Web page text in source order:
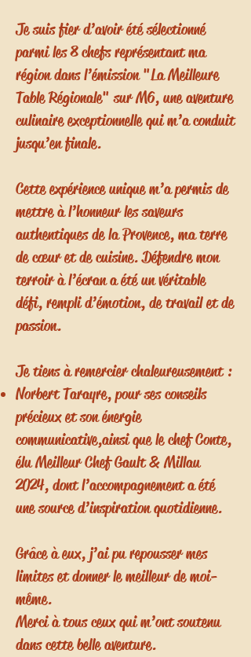
Je suis fier d’avoir été sélectionné
parmi les 8 chefs représentant ma
région dans l’émission "La Meilleure
Table Régionale" sur M6, une aventure
culinaire exceptionnelle qui m’a conduit
jusqu’en finale.
Cette expérience unique m’a permis de
mettre à l’honneur les saveurs
authentiques de la Provence, ma terre
de cœur et de cuisine. Défendre mon
terroir à l’écran a été un véritable
défi, rempli d’émotion, de travail et de
passion.
Je tiens à remercier chaleureusement :
Norbert Tarayre, pour ses conseils
précieux et son énergie
communicative,ainsi que le chef Conte,
élu Meilleur Chef Gault & Millau
2024, dont l’accompagnement a été
une source d’inspiration quotidienne.
Grâce à eux, j’ai pu repousser mes
limites et donner le meilleur de moi-
même.
Merci à tous ceux qui m’ont soutenu
dans cette belle aventure.